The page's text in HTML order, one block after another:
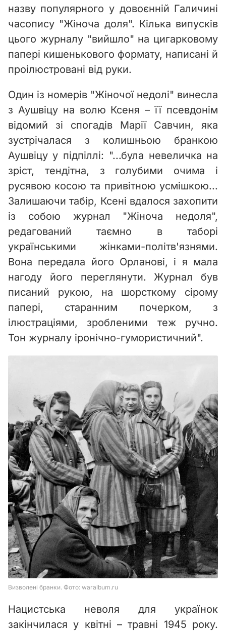
назву популярного у довоєнній Галичині
часопису "Жіноча доля". Кілька випусків
цього журналу "вийшло" на цигарковому
папері кишенькового формату, написані й
проілюстровані від руки.
Один із номерів "Жіночої недолі" винесла
з Аушвіцу на волю Ксеня – її псевдонім
відомий зі спогадів Марії Савчин, яка
зустрічалася з колишньою бранкою
Аушвіцу у підпіллі: "...була невеличка на
зріст, тендітна, з голубими очима і
русявою косою та привітною усмішкою...
Залишаючи табір, Ксені вдалося захопити
із собою журнал "Жіноча недоля",
редагований таємно в таборі
українськими жінками-політв'язнями.
Вона передала його Орланові, і я мала
нагоду його переглянути. Журнал був
писаний рукою, на шорсткому сірому
папері, старанним почерком, з
ілюстраціями, зробленими теж ручно.
Тон журналу іронічно-гумористичний".
Нацистська неволя для українок
закінчилася у квітні – травні 1945 року.